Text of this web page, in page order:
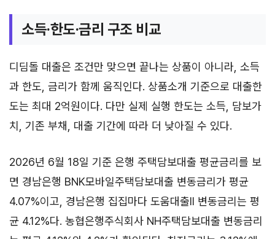
소득·한도·금리 구조 비교
디딤돌 대출은 조건만 맞으면 끝나는 상품이 아니라, 소득
과 한도, 금리가 함께 움직인다. 상품소개 기준으로 대출한
도는 최대 2억원이다. 다만 실제 실행 한도는 소득, 담보가
치, 기존 부채, 대출 기간에 따라 더 낮아질 수 있다.
2026년 6월 18일 기준 은행 주택담보대출 평균금리를 보
면 경남은행 BNK모바일주택담보대출 변동금리가 평균
4.07%이고, 경남은행 집집마다 도움대출II 변동금리는 평
균 4.12%다. 농협은행주식회사 NH주택담보대출 변동금리